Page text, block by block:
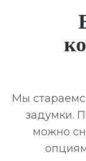
Мы
задумки.
можно